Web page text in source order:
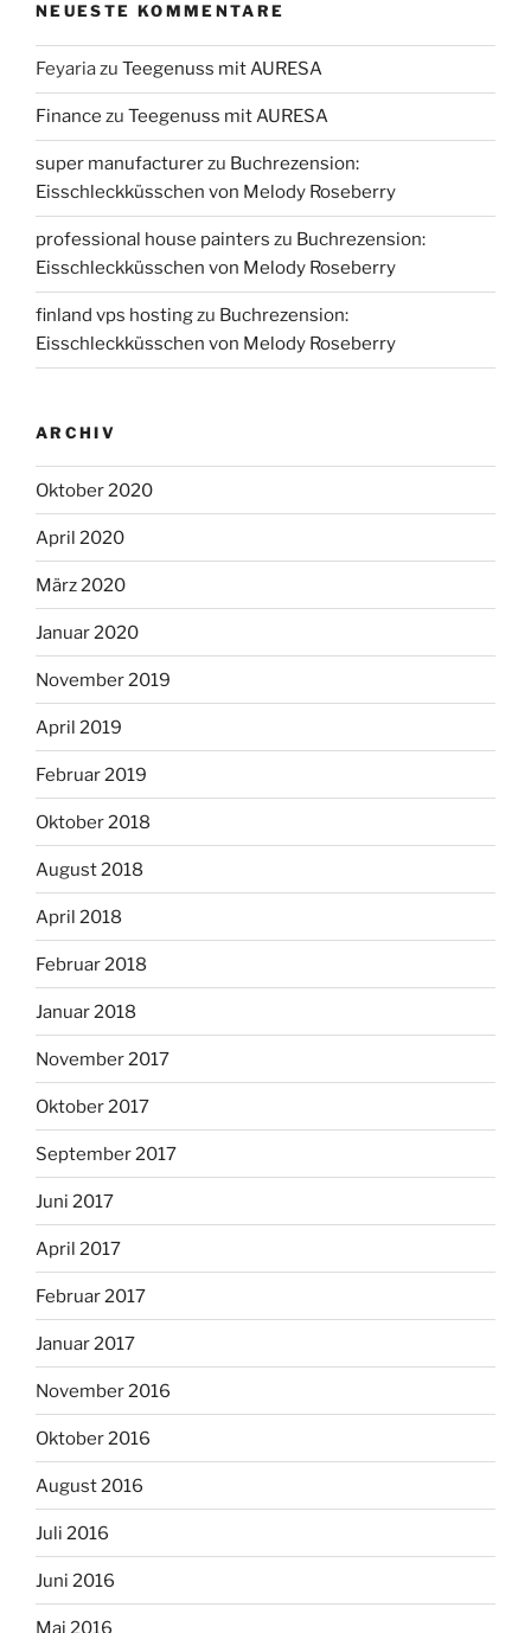
NEUESTE KOMMENTARE
Feyariazu Teegenuss mit AURESA
Finance zu Teegenuss mit AURESA
super manufacturerzu Buchrezension:
Eisschleckküsschen von Melody Roseberry
professional house painters zu Buchrezension:
Eisschleckküsschen von Melody Roseberry
finland vps hostingzu Buchrezension:
Eisschleckküsschen von Melody Roseberry
ARCHIV
Oktober 2020
April 2020
März 2020
Januar 2020
November 2019
April 2019
Februar 2019
Oktober 2018
August 2018
April 2018
Februar 2018
Januar 2018
November 2017
Oktober 2017
September 2017
Juni 2017
April 2017
Februar 2017
Januar 2017
November 2016
Oktober 2016
August 2016
Juli 2016
Juni 2016
Mai 2016